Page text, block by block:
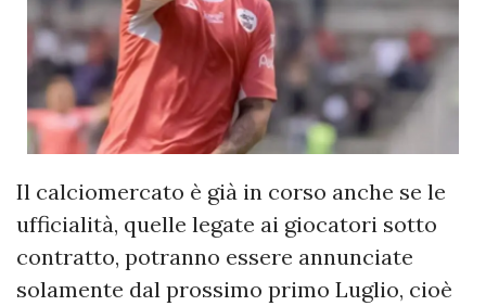
Il calciomercato è già in corso anche se le
ufficialità, quelle legate ai giocatori sotto
contratto, potranno essere annunciate
solamente dal prossimo primo Luglio, cioè